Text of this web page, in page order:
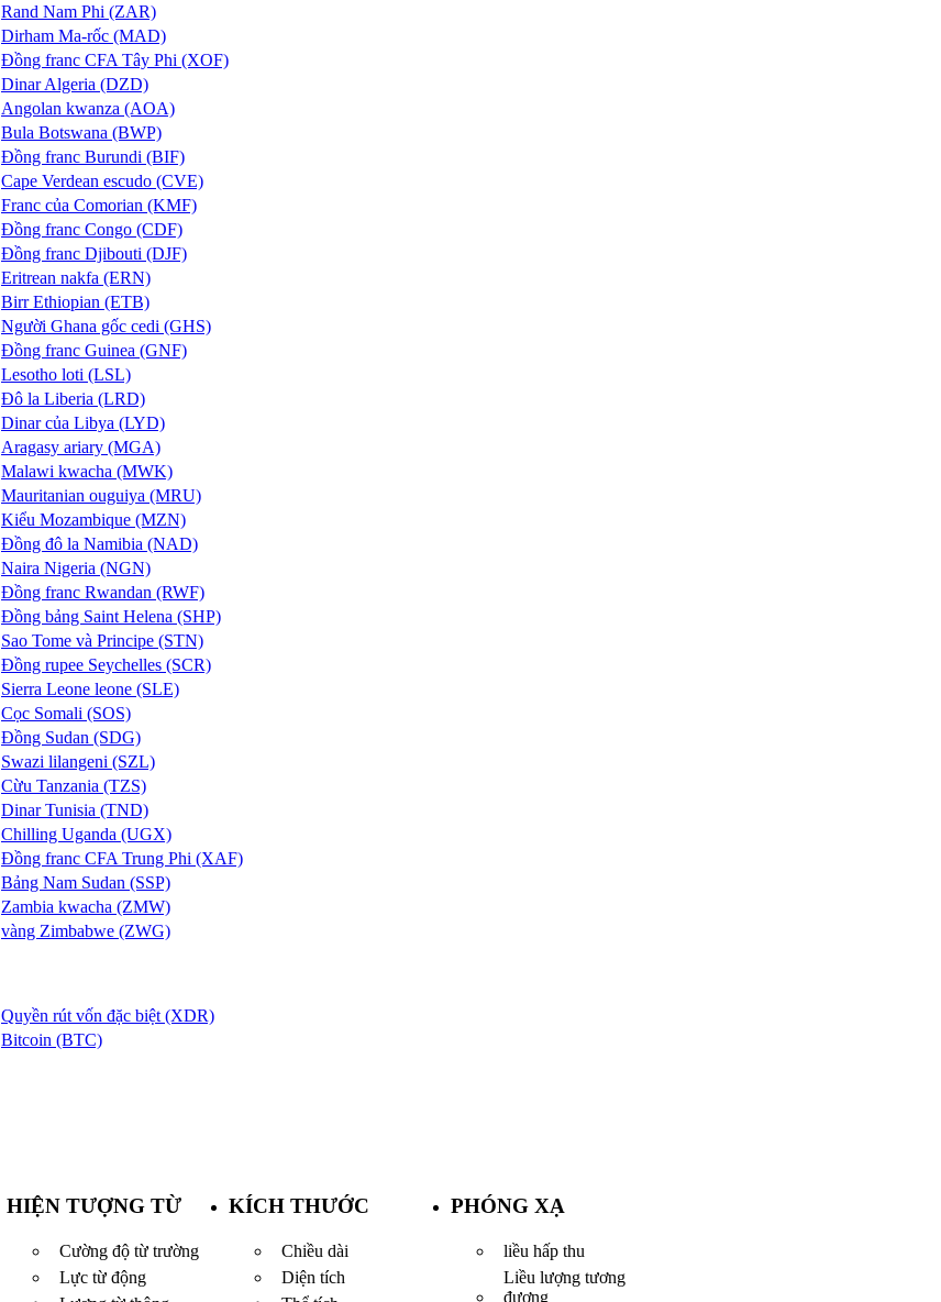
Rand Nam Phi (ZAR)
Dirham Ma-rốc (MAD)
Đồng franc CFA Tây Phi (XOF)
Dinar Algeria (DZD)
Angolan kwanza (AOA)
Bula Botswana (BWP)
Đồng franc Burundi (BIF)
Cape Verdean escudo (CVE)
Franc của Comorian (KMF)
Đồng franc Congo (CDF)
Đồng franc Djibouti (DJF)
Eritrean nakfa (ERN)
Birr Ethiopian (ETB)
Người Ghana gốc cedi (GHS)
Đồng franc Guinea (GNF)
Lesotho loti (LSL)
Đô la Liberia (LRD)
Dinar của Libya (LYD)
Aragasy ariary (MGA)
Malawi kwacha (MWK)
Mauritanian ouguiya (MRU)
Kiểu Mozambique (MZN)
Đồng đô la Namibia (NAD)
Naira Nigeria (NGN)
Đồng franc Rwandan (RWF)
Đồng bảng Saint Helena (SHP)
Sao Tome và Principe (STN)
Đồng rupee Seychelles (SCR)
Sierra Leone leone (SLE)
Cọc Somali (SOS)
Đồng Sudan (SDG)
Swazi lilangeni (SZL)
Cừu Tanzania (TZS)
Dinar Tunisia (TND)
Chilling Uganda (UGX)
Đồng franc CFA Trung Phi (XAF)
Bảng Nam Sudan (SSP)
Zambia kwacha (ZMW)
vàng Zimbabwe (ZWG)
Quyền rút vốn đặc biệt (XDR)
Bitcoin (BTC)
HIỆN TƯỢNG TỪ
Cường độ từ trường
Lực từ động
KÍCH THƯỚC
Chiều dài
Diện tích
PHÓNG XẠ
liều hấp thu
Liều lượng tương
đương